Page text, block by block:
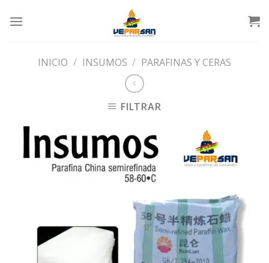
INICIO / INSUMOS / PARAFINAS Y CERAS
FILTRAR